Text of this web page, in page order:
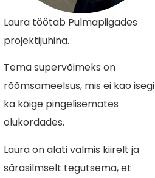
Laura töötab Pulmapiigades
projektijuhina.
Tema supervõimeks on
rõõmsameelsus, mis ei kao isegi
ka kõige pingelisemates
olukordades.
Laura on alati valmis kiirelt ja
särasilmselt tegutsema, et